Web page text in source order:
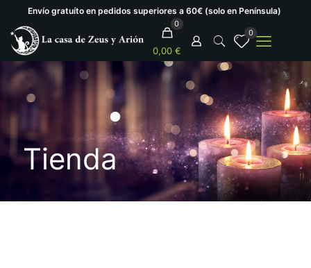
Envío gratuíto en pedidos superiores a 60€ (solo en Península)
0
0,00 €
0
Tienda